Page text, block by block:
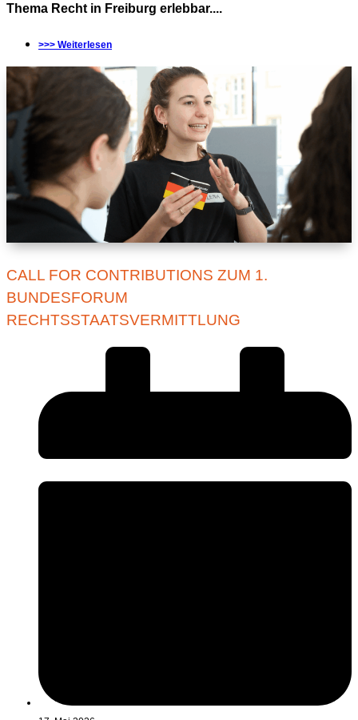
Thema Recht in Freiburg erlebbar....
>>> Weiterlesen
CALL FOR CONTRIBUTIONS ZUM 1.
BUNDESFORUM
RECHTSSTAATSVERMITTLUNG